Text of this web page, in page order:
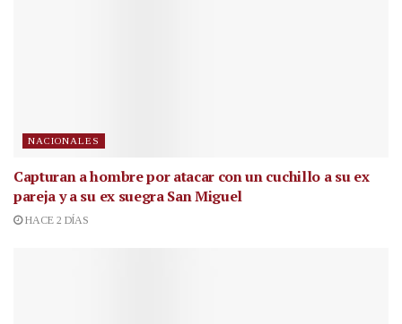
NACIONALES
Capturan a hombre por atacar con un cuchillo a su ex
pareja y a su ex suegra San Miguel
HACE 2 DÍAS